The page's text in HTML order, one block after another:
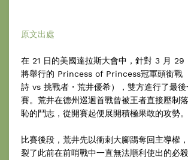
原文出處
在 21 日的美國達拉斯大會中，針對 3 月 29
將舉行的 Princess of Princess冠軍頭銜戰
詩 vs 挑戰者・荒井優希），雙方進行了最
賽。荒井在德州巡迴首戰曾被王者直接壓制
恥的鬥志，從開賽起便展開積極果敢的攻勢。
比賽後段，荒井先以衝刺大腳踢奪回主導權
裂了此前在前哨戰中一直無法順利使出的必